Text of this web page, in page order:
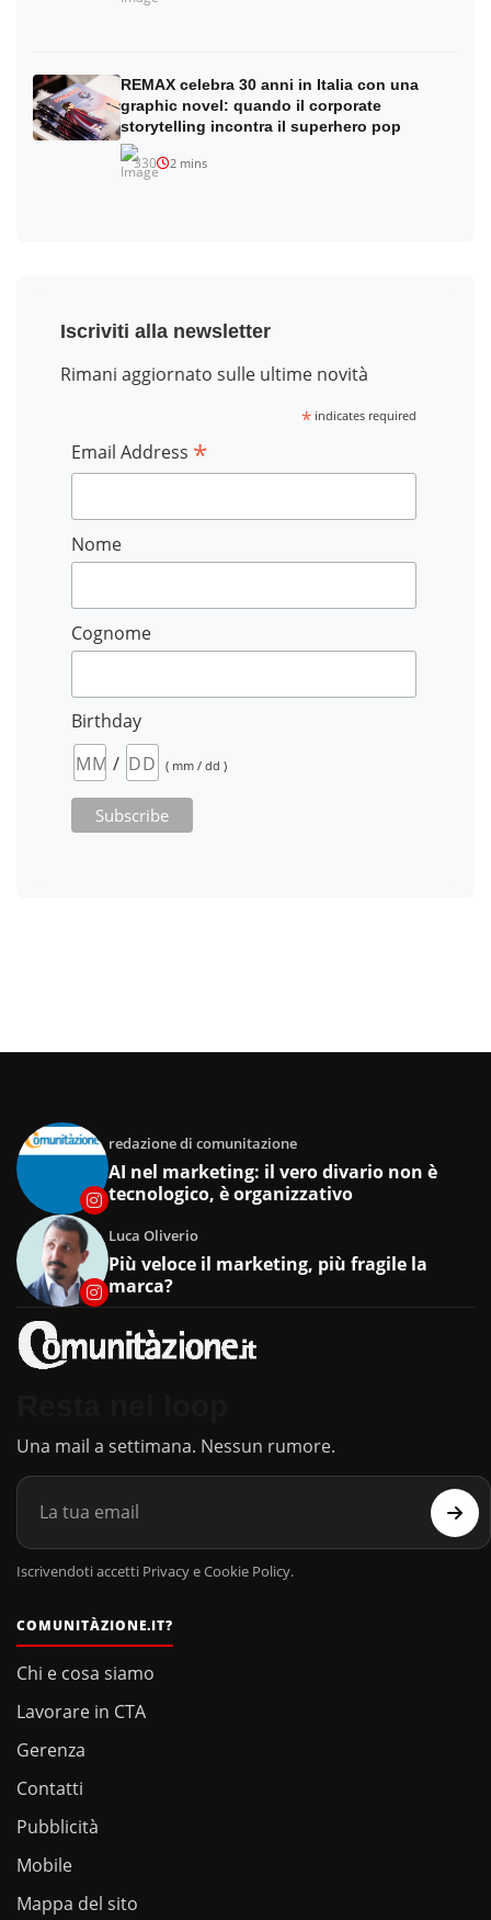
REMAX celebra 30 anni in Italia con una
graphic novel: quando il corporate
storytelling incontra il superhero pop
330 2 mins
Iscriviti alla newsletter
Rimani aggiornato sulle ultime novità
*indicates required
Email Address *
Nome
Cognome
Birthday
/
( mm / dd )
redazione di comunitazione
AI nel marketing: il vero divario non è
tecnologico, è organizzativo
Luca Oliverio
Più veloce il marketing, più fragile la
marca?
Una mail a settimana. Nessun rumore.
Iscrivendoti accetti Privacy e Cookie Policy.
COMUNITÀZIONE.IT?
Chi e cosa siamo
Lavorare in CTA
Gerenza
Contatti
Pubblicità
Mobile
Mappa del sito